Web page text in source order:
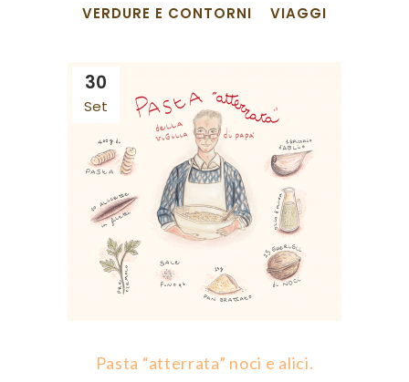
VERDURE E CONTORNI
VIAGGI
30
Set
Pasta “atterrata” noci e alici.